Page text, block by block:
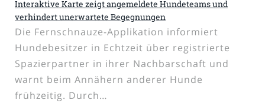
Interaktive Karte zeigt angemeldete Hundeteams und
verhindert unerwartete Begegnungen
Die Fernschnauze-Applikation informiert
Hundebesitzer in Echtzeit über registrierte
Spazierpartner in ihrer Nachbarschaft und
warnt beim Annähern anderer Hunde
frühzeitig. Durch…